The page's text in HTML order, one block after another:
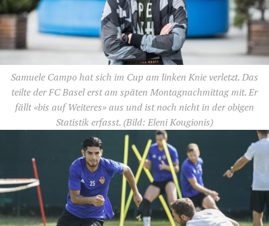
Samuele Campo hat sich im Cup am linken Knie verletzt. Das
teilte der FC Basel erst am späten Montagnachmittag mit. Er
fällt «bis auf Weiteres» aus und ist noch nicht in der obigen
Statistik erfasst. (Bild: Eleni Kougionis)